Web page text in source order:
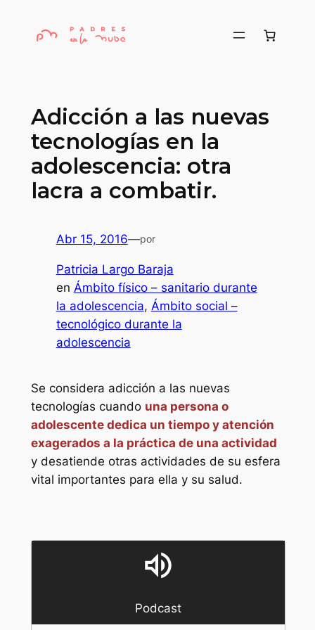
Adicción a las nuevas
tecnologías en la
adolescencia: otra
lacra a combatir.
Abr 15, 2016—por
Patricia Largo Baraja
en Ámbito físico – sanitario durante
la adolescencia, Ámbito social –
tecnológico durante la
adolescencia
Se considera adicción a las nuevas
tecnologías cuando una persona o
adolescente dedica un tiempo y atención
exagerados a la práctica de una actividad
y desatiende otras actividades de su esfera
vital importantes para ella y su salud.
volume_up
Podcast